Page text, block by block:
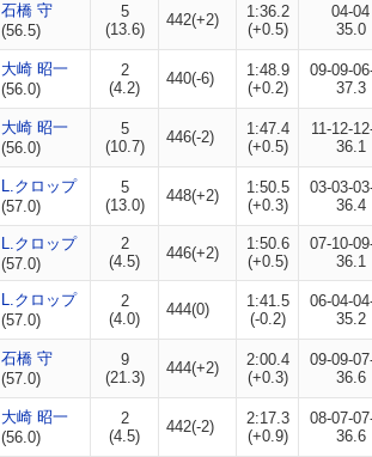
石橋 守
(56.5)
5
(13.6)
442(+2)
1:36.2
(+0.5)
04-04
35.0
大崎 昭一
(56.0)
2
(4.2)
440(-6)
1:48.9
(+0.2)
09-09-
37.3
大崎 昭一
(56.0)
5
(10.7)
446(-2)
1:47.4
(+0.5)
11-12-
36.1
L.クロップ
(57.0)
5
(13.0)
448(+2)
1:50.5
(+0.3)
03-03-
36.4
L.クロップ
(57.0)
2
(4.5)
446(+2)
1:50.6
(+0.5)
07-10-
36.1
L.クロップ
(57.0)
2
(4.0)
444(0)
1:41.5
(-0.2)
06-04-
35.2
石橋 守
(57.0)
9
(21.3)
444(+2)
2:00.4
(+0.3)
09-09-
36.6
大崎 昭一
(56.0)
2
(4.5)
442(-2)
2:17.3
(+0.9)
08-07-
36.6